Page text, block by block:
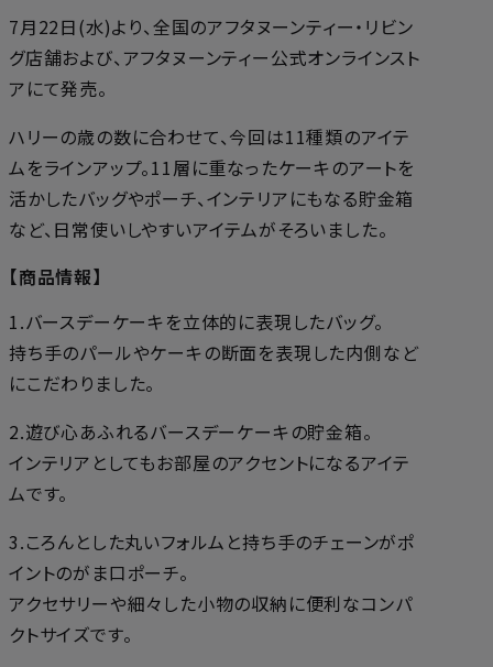
7月22日(水)より、全国のアフタヌーンティー・リビン
グ店舗および、アフタヌーンティー公式オンラインスト
アにて発売。
ハリーの歳の数に合わせて、今回は11種類のアイテ
ムをラインアップ。11層に重なったケーキのアートを
活かしたバッグやポーチ、インテリアにもなる貯金箱
など、日常使いしやすいアイテムがそろいました。
【商品情報】
1.バースデーケーキを立体的に表現したバッグ。
持ち手のパールやケーキの断面を表現した内側など
にこだわりました。
2.遊び心あふれるバースデーケーキの貯金箱。
インテリアとしてもお部屋のアクセントになるアイテ
ムです。
3.ころんとした丸いフォルムと持ち手のチェーンがポ
イントのがま口ポーチ。
アクセサリーや細々した小物の収納に便利なコンパ
クトサイズです。